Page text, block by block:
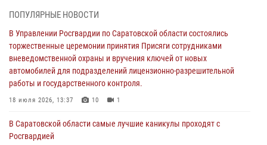
вневедомственной охраны и вручения ключей от новых
автомобилей для подразделений лицензионно-разрешительной
работы и государственного контроля.
18 июля 2026, 13:37 10 1
В Саратовской области самые лучшие каникулы проходят с
Росгвардией
В Саратове сотрудники Росгвардии первыми пришли на помощь к
ПОПУЛЯРНЫЕ НОВОСТИ
В Управлении Росгвардии по Саратовской области состоялись
торжественные церемонии принятия Присяги сотрудниками
вневедомственной охраны и вручения ключей от новых
автомобилей для подразделений лицензионно-разрешительной
работы и государственного контроля.
18 июля 2026, 13:37 10 1
В Саратовской области самые лучшие каникулы проходят с
Росгвардией